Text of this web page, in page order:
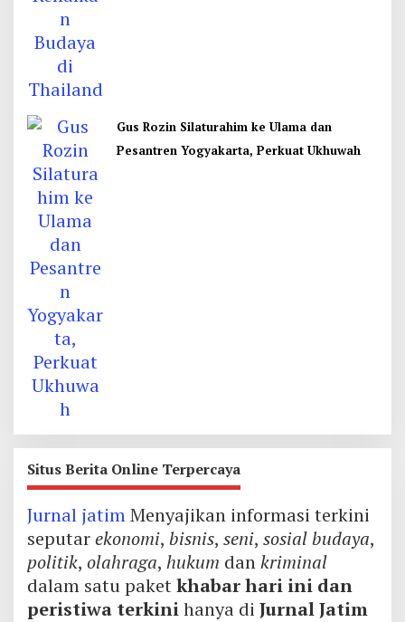
Gus Rozin Silaturahim ke Ulama dan
Pesantren Yogyakarta, Perkuat Ukhuwah
Situs Berita Online Terpercaya
Jurnal jatimMenyajikan informasi terkini
seputarekonomi, bisnis, seni, sosial budaya,
politik, olahraga, hukum dankriminal
dalam satu paketkhabar hari ini dan
peristiwa terkinihanya di Jurnal Jatim